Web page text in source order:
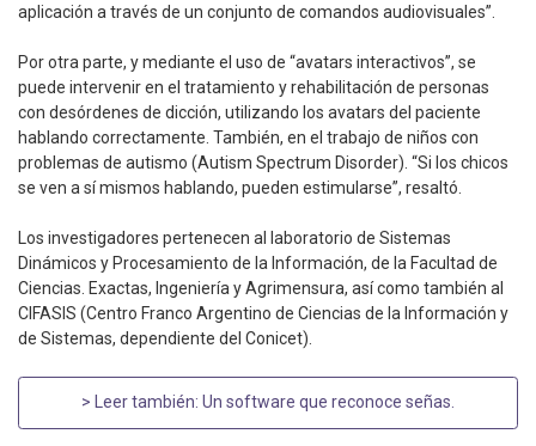
aplicación a través de un conjunto de comandos audiovisuales”.
Por otra parte, y mediante el uso de “avatars interactivos”, se
puede intervenir en el tratamiento y rehabilitación de personas
con desórdenes de dicción, utilizando los avatars del paciente
hablando correctamente. También, en el trabajo de niños con
problemas de autismo (Autism Spectrum Disorder). “Si los chicos
se ven a sí mismos hablando, pueden estimularse”, resaltó.
Los investigadores pertenecen al laboratorio de Sistemas
Dinámicos y Procesamiento de la Información, de la Facultad de
Ciencias. Exactas, Ingeniería y Agrimensura, así como también al
CIFASIS (Centro Franco Argentino de Ciencias de la Información y
de Sistemas, dependiente del Conicet).
> Leer también: Un software que reconoce señas.